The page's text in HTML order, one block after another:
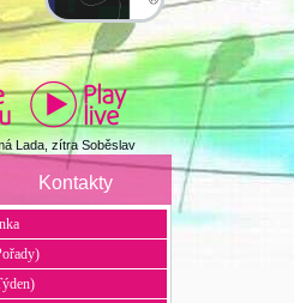
Lada, zítra Soběslav
Kontakty